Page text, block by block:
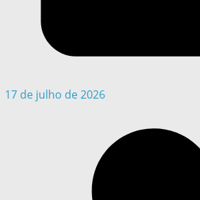
17 de julho de 2026